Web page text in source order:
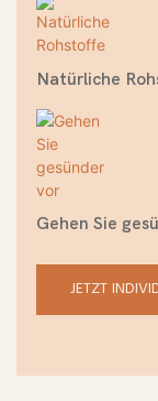
Natürliche
Gehen Sie
JETZT